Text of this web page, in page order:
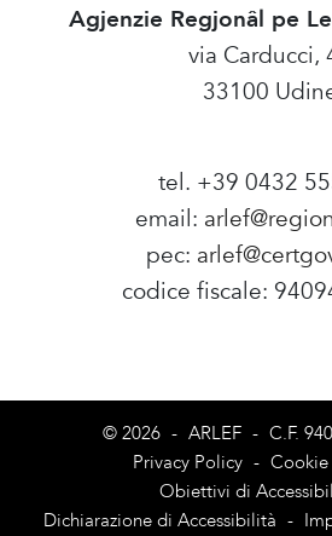
Agjenzie Regjonâl pe
via Carducci,
33100
tel. +39 0432
email:
pec:
codice fiscale:
© 2026 - ARLEF - C.F.
Privacy Policy -
Obiettivi di
Dichiarazione di Accessibilità -